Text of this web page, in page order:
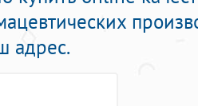
адрес.